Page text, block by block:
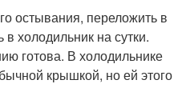
остывания, переложить в
холодильник на сутки.
готова. В холодильнике
крышкой, но ей этого